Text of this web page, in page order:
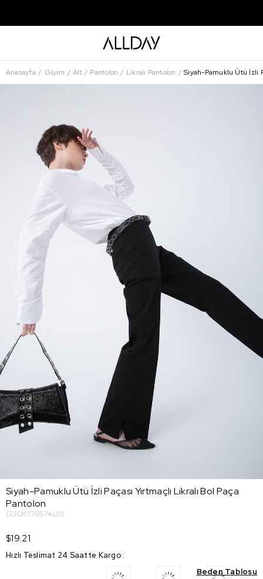
Anasayfa Giyim Alt Pantolon Likralı Pantolon Siyah-Pamuklu Ütü İzli
Siyah-Pamuklu Ütü İzli Paçası Yırtmaçlı Likralı Bol Paça
Pantolon
(23DX77057AL0)
$19.21
Hızlı Teslimat 24 Saatte Kargo :
Beden Tablosu